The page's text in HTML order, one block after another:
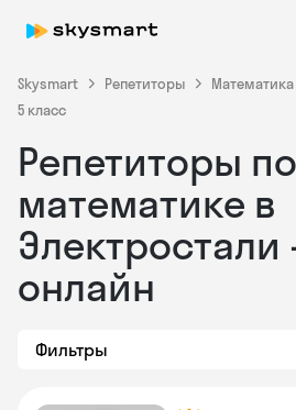
Skysmart Репетиторы Математика
5 класс
Репетиторы по
математике в
Электростали
онлайн
Фильтры
Skysmart Chat